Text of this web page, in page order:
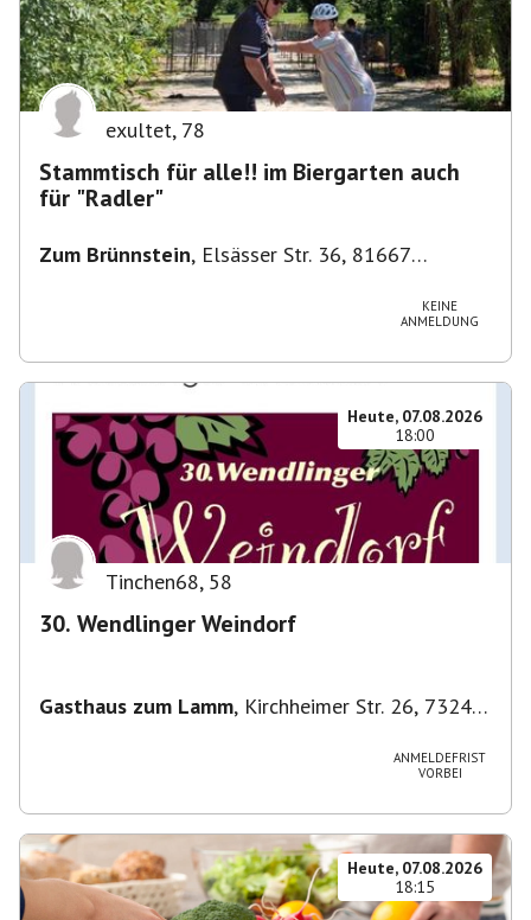
exultet, 78
Stammtisch für alle!! im Biergarten auch
für "Radler"
Zum Brünnstein, Elsässer Str. 36, 81667
KEINE
ANMELDUNG
Heute, 07.08.2026
18:00
Tinchen68, 58
30. Wendlinger Weindorf
Gasthaus zum Lamm, Kirchheimer Str. 26, 73240
ANMELDEFRIST
VORBEI
Heute, 07.08.2026
18:15